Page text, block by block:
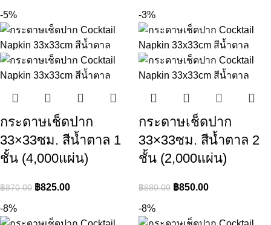
-5%
กระดาษเช็ดปาก
33×33ซม. สีน้ำตาล 1
ชั้น (4,000แผ่น)
฿870.00 ฿825.00
-3%
กระดาษเช็ดปาก
33×33ซม. สีน้ำตาล 2
ชั้น (2,000แผ่น)
฿880.00 ฿850.00
-8% -8%